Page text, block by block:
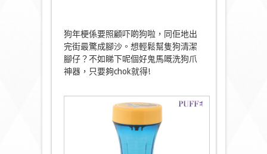
狗年梗係要照顧吓啲狗啦，同佢地出
完街最驚成腳沙。 想輕鬆幫隻狗清潔
腳仔？不如睇下呢個好鬼馬嘅洗狗爪
神器，只要夠chok就得!